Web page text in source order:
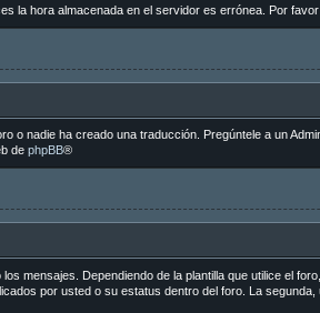
la hora almacenada en el servidor es errónea. Por
o nadie ha creado una traducción. Pregúntele a un
de phpBB®
mensajes. Dependiendo de la plantilla que utilice el
por usted o su estatus dentro del foro. La